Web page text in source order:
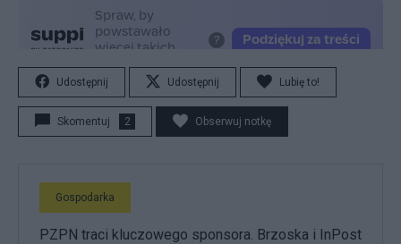
Udostępnij Udostępnij Lubię to!
Skomentuj 2 Obserwuj notkę
Gospodarka
PZPN traci kluczowego sponsora. Brzoska i InPost